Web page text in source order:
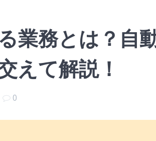
業務とは？自
えて解説！
0